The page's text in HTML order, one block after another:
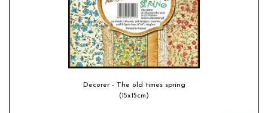
Decorer - The old times spring
(15x15cm)